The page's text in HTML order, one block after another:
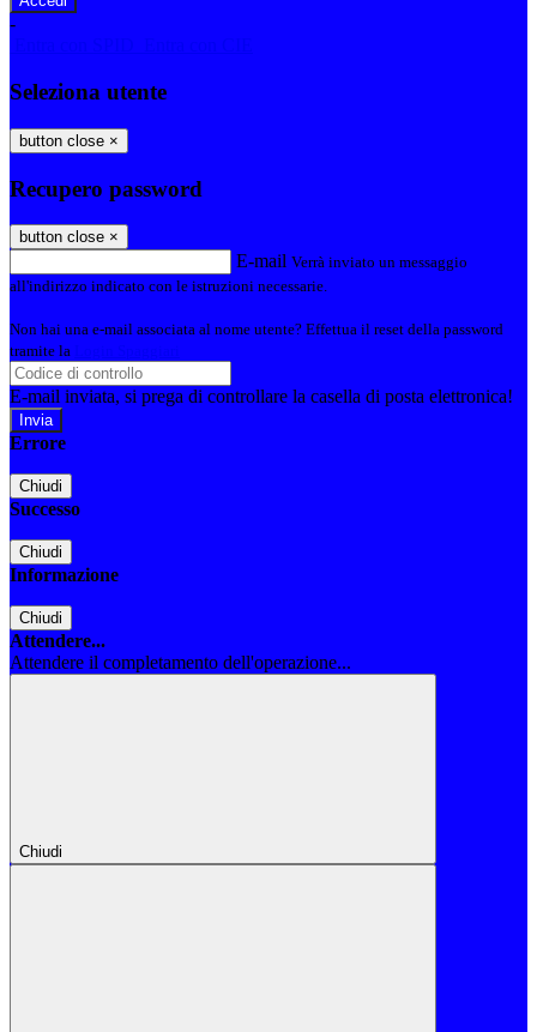
-
Seleziona utente
button close ×
Recupero password
button close ×
E-mail Verrà inviato un messaggio
all'indirizzo indicato con le istruzioni necessarie.
Non hai una e-mail associata al nome utente? Effettua il reset della password
tramite la
E-mail inviata, si prega di controllare la casella di posta elettronica!
Errore
Chiudi
Successo
Chiudi
Informazione
Chiudi
Attendere...
Attendere il completamento dell'operazione...
Chiudi